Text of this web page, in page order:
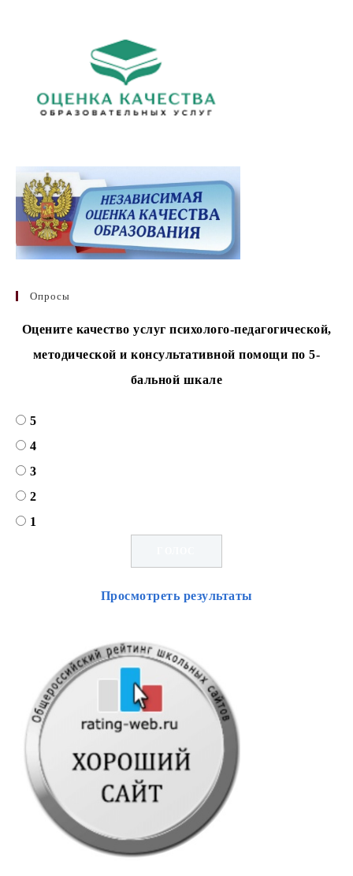
Опросы
Оцените качество услуг психолого-педагогической,
методической и консультативной помощи по 5-
бальной шкале
5
4
3
2
1
Просмотреть результаты